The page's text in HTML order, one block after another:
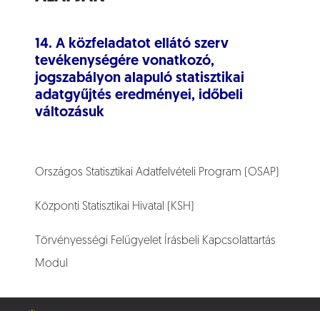
14. A közfeladatot ellátó szerv
tevékenységére vonatkozó,
jogszabályon alapuló statisztikai
adatgyűjtés eredményei, időbeli
változásuk
Országos Statisztikai Adatfelvételi Program (OSAP)
Központi Statisztikai Hivatal (KSH)
Törvényességi Felügyelet Írásbeli Kapcsolattartás
Modul